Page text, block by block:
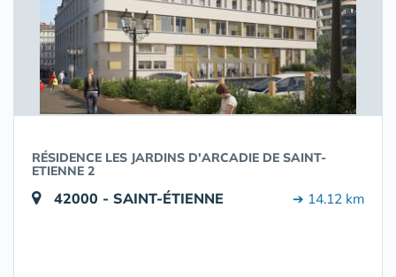
RÉSIDENCE LES JARDINS D'ARCADIE DE SAINT-
ETIENNE 2
42000 - SAINT-ÉTIENNE ➔ 14.12 km